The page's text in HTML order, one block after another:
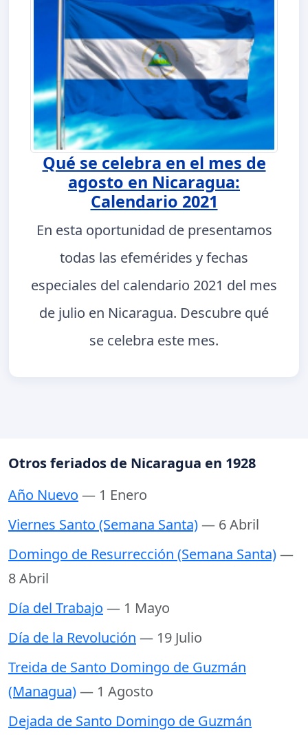
Qué se celebra en el mes de
agosto en Nicaragua:
Calendario 2021
En esta oportunidad de presentamos
todas las efemérides y fechas
especiales del calendario 2021 del mes
de julio en Nicaragua. Descubre qué
se celebra este mes.
Otros feriados de Nicaragua en 1928
Año Nuevo — 1 Enero
Viernes Santo (Semana Santa)— 6 Abril
Domingo de Resurrección (Semana Santa)—
8 Abril
Día del Trabajo — 1 Mayo
Día de la Revolución — 19 Julio
Treida de Santo Domingo de Guzmán
(Managua)— 1 Agosto
Dejada de Santo Domingo de Guzmán